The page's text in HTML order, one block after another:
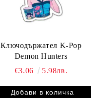
Ключодържател K-Pop
Demon Hunters
€3.06
5.98лв.